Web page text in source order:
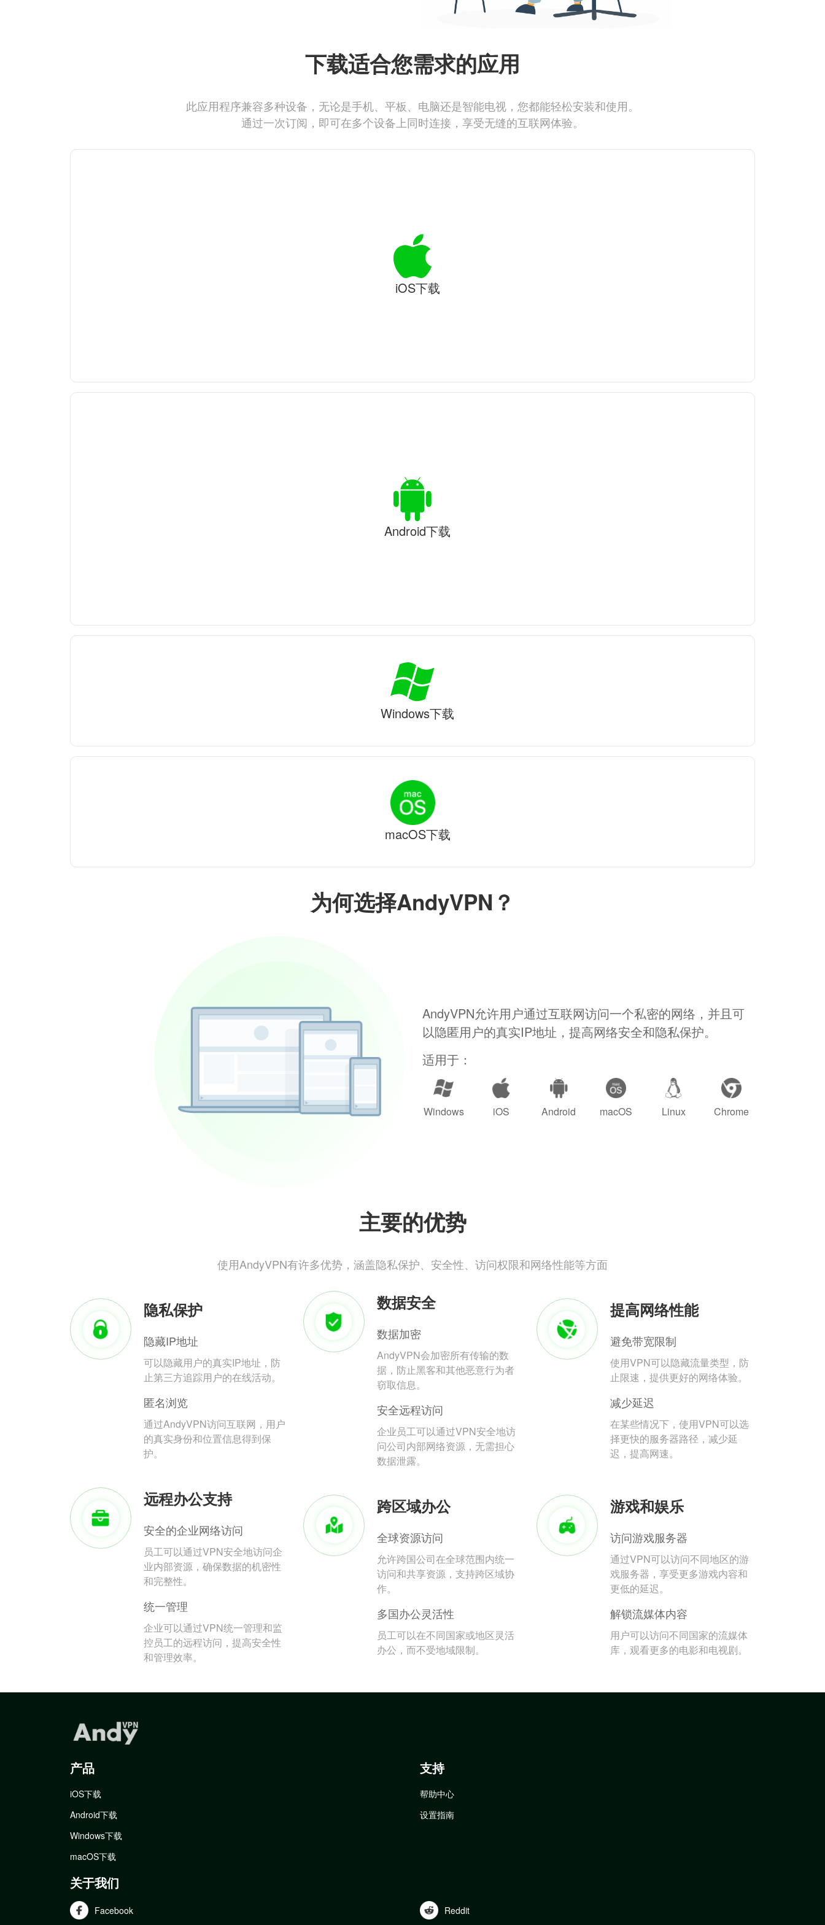
为何选择AndyVPN？
AndyVPN允许用户通过互联网访问一个私密的网络，并且可
以隐匿用户的真实IP地址，提高网络安全和隐私保护。
适用于：
Windows iOS Android macOS Linux Chrome
主要的优势
使用AndyVPN有许多优势，涵盖隐私保护、安全性、访问权限和网络性能等方面
隐私保护
隐藏IP地址
可以隐藏用户的真实IP地址，防
止第三方追踪用户的在线活动。
匿名浏览
通过AndyVPN访问互联网，用户
的真实身份和位置信息得到保
护。
数据安全
数据加密
AndyVPN会加密所有传输的数
据，防止黑客和其他恶意行为者
窃取信息。
安全远程访问
企业员工可以通过VPN安全地访
问公司内部网络资源，无需担心
数据泄露。
提高网络性能
避免带宽限制
使用VPN可以隐藏流量类型，防
止限速，提供更好的网络体验。
减少延迟
在某些情况下，使用VPN可以选
择更快的服务器路径，减少延
迟，提高网速。
远程办公支持
安全的企业网络访问
员工可以通过VPN安全地访问企
业内部资源，确保数据的机密性
和完整性。
统一管理
企业可以通过VPN统一管理和监
控员工的远程访问，提高安全性
和管理效率。
跨区域办公
全球资源访问
允许跨国公司在全球范围内统一
访问和共享资源，支持跨区域协
作。
多国办公灵活性
员工可以在不同国家或地区灵活
办公，而不受地域限制。
游戏和娱乐
访问游戏服务器
通过VPN可以访问不同地区的游
戏服务器，享受更多游戏内容和
更低的延迟。
解锁流媒体内容
用户可以访问不同国家的流媒体
库，观看更多的电影和电视剧。
下载适合您需求的应用
此应用程序兼容多种设备，无论是手机、平板、电脑还是智能电视，您都能轻松安装和使用。
通过一次订阅，即可在多个设备上同时连接，享受无缝的互联网体验。
iOS下载
Android下载
Windows下载
macOS下载
产品
iOS下载
Android下载
Windows下载
macOS下载
支持
帮助中心
设置指南
关于我们
Facebook Reddit